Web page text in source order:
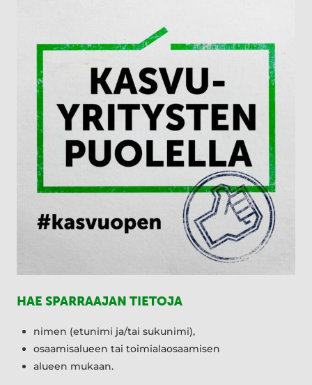
HAE SPARRAAJAN TIETOJA
nimen (etunimi ja/tai sukunimi),
osaamisalueen tai toimialaosaamisen
alueen mukaan.